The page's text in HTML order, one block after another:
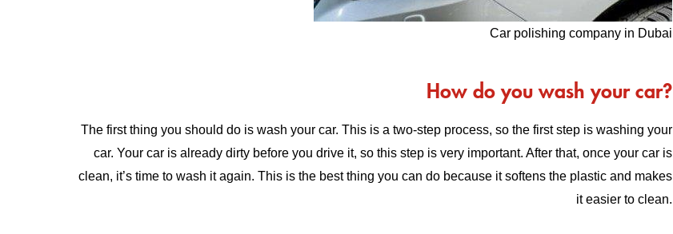
Car polishing company in Dubai
How do you wash your car?
The first thing you should do is wash your car. This is a two-step process, so the first step is washing your
car. Your car is already dirty before you drive it, so this step is very important. After that, once your car is
clean, it’s time to wash it again. This is the best thing you can do because it softens the plastic and makes
it easier to clean.